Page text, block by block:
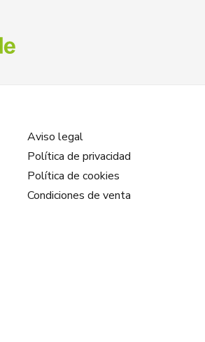
Aviso legal
Política de privacidad
Política de cookies
Condiciones de venta